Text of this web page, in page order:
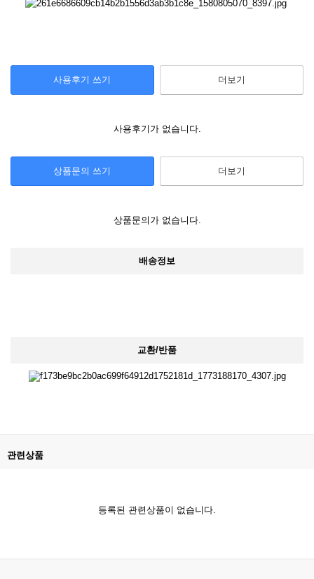
사용후기 쓰기 더보기
사용후기가 없습니다.
상품문의 쓰기 더보기
상품문의가 없습니다.
배송정보
교환/반품
관련상품
등록된 관련상품이 없습니다.